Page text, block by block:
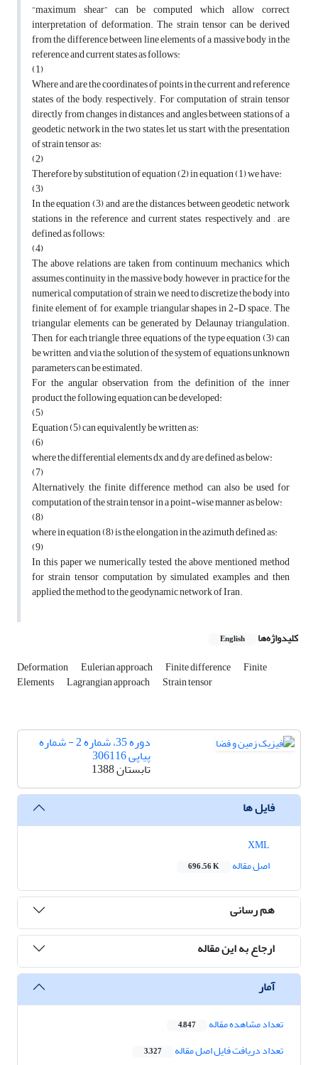
“maximum shear” can be computed which allow correct
interpretation of deformation. The strain tensor can be derived
from the difference between line elements of a massive body in the
reference and current states as follows:
(1)
Where and are the coordinates of points in the current and reference
states of the body, respectively. For computation of strain tensor
directly from changes in distances and angles between stations of a
geodetic network in the two states, let us start with the presentation
of strain tensor as:
(2)
Therefore by substitution of equation (2) in equation (1) we have:
(3)
In the equation (3) and are the distances between geodetic network
stations in the reference and current states, respectively, and , are
defined as follows:
(4)
The above relations are taken from continuum mechanics, which
assumes continuity in the massive body, however, in practice for the
numerical computation of strain we need to discretize the body into
finite element of, for example, triangular shapes in 2-D space. The
triangular elements can be generated by Delaunay triangulation.
Then, for each triangle three equations of the type equation (3) can
be written, and via the solution of the system of equations unknown
parameters can be estimated.
For the angular observation from the definition of the inner
product the following equation can be developed:
(5)
Equation (5) can equivalently be written as:
(6)
where the differential elements dx and dy are defined as below:
(7)
Alternatively, the finite difference method can also be used for
computation of the strain tensor in a point-wise manner as below:
(8)
where in equation (8) is the elongation in the azimuth defined as:
(9)
In this paper we numerically tested the above mentioned method
for strain tensor computation by simulated examples and then
applied the method to the geodynamic network of Iran.
کلیدواژه‌ها English
Deformation Eulerian approach Finite difference Finite
Elements Lagrangian approach Strain tensor
دوره 35، شماره 2 - شماره
پیاپی 306116
تابستان 1388
فایل ها
اصل مقاله
696.56 K
هم رسانی
ارجاع به این مقاله
آمار
تعداد مشاهده مقاله 4,847
تعداد دریافت فایل اصل مقاله 3,327